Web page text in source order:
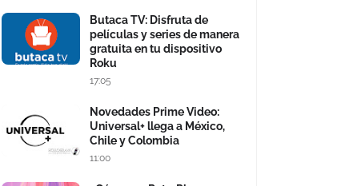
Butaca TV: Disfruta de
películas y series de manera
gratuita en tu dispositivo
Roku
17:05
Novedades Prime Video:
Universal+ llega a México,
Chile y Colombia
11:00